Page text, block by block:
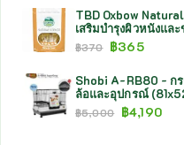
TBD Oxbow
เสริมบำรุงผิวหนังแล
฿370 ฿365
Shobi A-RB80 - ก
ล้อและอุปกรณ์
฿5,000 ฿4,190